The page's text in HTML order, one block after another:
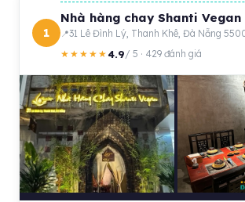
1
Nhà hàng chay Shanti
31 Lê Đình Lý, Thanh Khê, Đà Nẵng
★★★★★4.9/ 5 · 429 đánh giá